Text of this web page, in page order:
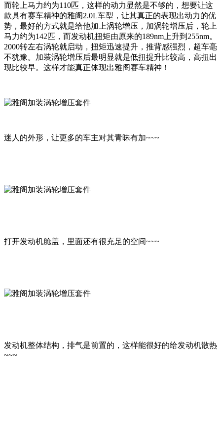
而轮上马力约为110匹，这样的动力显然是不够的，想要让这
款具有赛车精神的雅阁2.0L车型，让其真正的表现出动力的优
势，最好的方式就是给他加上涡轮增压，加涡轮增压后，轮上
马力约为142匹，而发动机扭矩由原来的189nm上升到255nm。
2000转左右涡轮就启动，扭矩迅速提升，推背感强烈，超车毫
不犹豫。加装涡轮增压后最明显就是低扭提升比较高，高扭出
现比较早。这样才能真正体现出雅阁赛车精神！
迷人的外形，让更多的车主对其青昧有加~~~
打开发动机舱盖，里面还有很充足的空间~~~
发动机整体结构，排气是前置的，这样能很好的给发动机散热
~~~